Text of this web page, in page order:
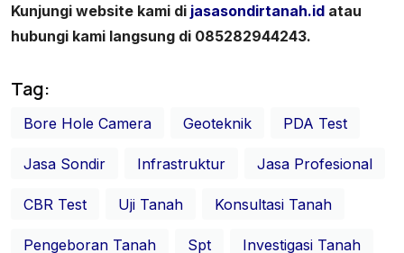
Kunjungi website kami di jasasondirtanah.id atau
hubungi kami langsung di 085282944243.
Tag:
Bore Hole Camera Geoteknik PDA Test
Jasa Sondir Infrastruktur Jasa Profesional
CBR Test Uji Tanah Konsultasi Tanah
Pengeboran Tanah Spt Investigasi Tanah